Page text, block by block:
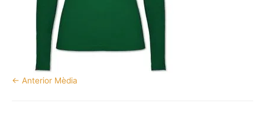
← Anterior Mèdia